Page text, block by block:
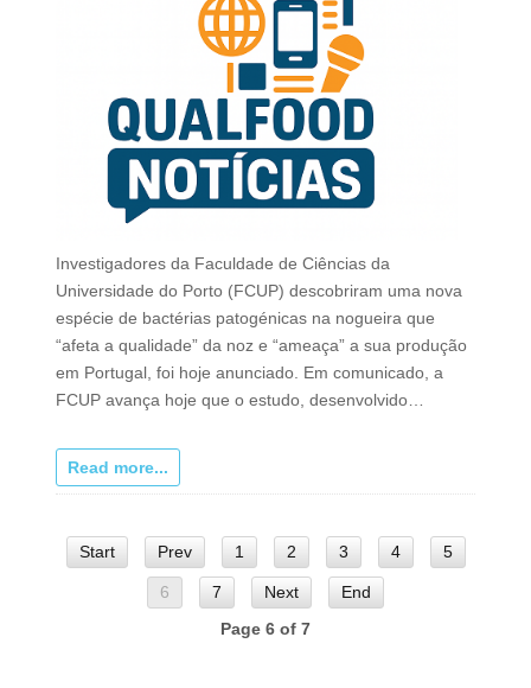
Investigadores da Faculdade de Ciências da
Universidade do Porto (FCUP) descobriram uma nova
espécie de bactérias patogénicas na nogueira que
“afeta a qualidade” da noz e “ameaça” a sua produção
em Portugal, foi hoje anunciado. Em comunicado, a
FCUP avança hoje que o estudo, desenvolvido…
Read more...
Start Prev 1 2 3 4 5
6 7 Next
End
Page 6 of 7